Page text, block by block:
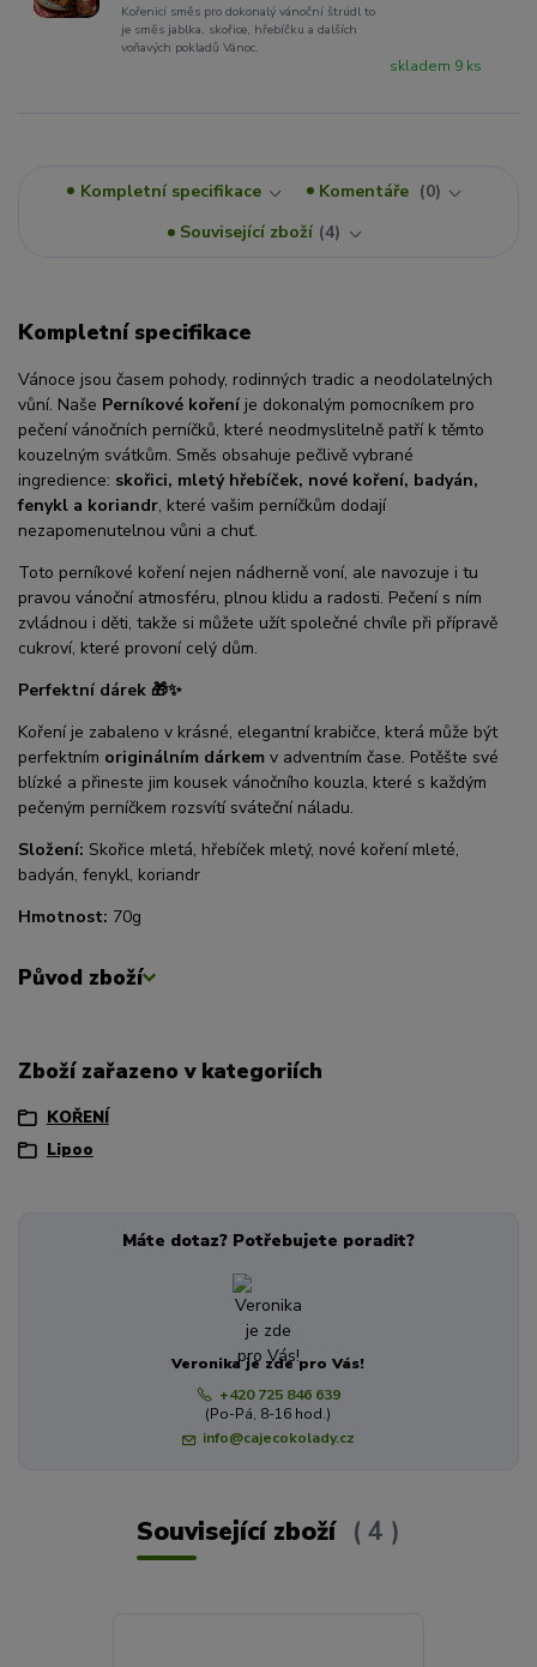
Kořenicí směs pro dokonalý vánoční štrúdl to
je směs jablka, skořice, hřebíčku a dalších
voňavých pokladů Vánoc.
skladem 9 ks
Kompletní specifikace Komentáře
0
Související zboží 4
Kompletní specifikace
Vánoce jsou časem pohody, rodinných tradic a neodolatelných
vůní. Naše Perníkové koření je dokonalým pomocníkem pro
pečení vánočních perníčků, které neodmyslitelně patří k těmto
kouzelným svátkům. Směs obsahuje pečlivě vybrané
ingredience: skořici, mletý hřebíček, nové koření, badyán,
fenykl a koriandr, které vašim perníčkům dodají
nezapomenutelnou vůni a chuť.
Toto perníkové koření nejen nádherně voní, ale navozuje i tu
pravou vánoční atmosféru, plnou klidu a radosti. Pečení s ním
zvládnou i děti, takže si můžete užít společné chvíle při přípravě
cukroví, které provoní celý dům.
Perfektní dárek 🎁✨
Koření je zabaleno v krásné, elegantní krabičce, která může být
perfektním originálním dárkem v adventním čase. Potěšte své
blízké a přineste jim kousek vánočního kouzla, které s každým
pečeným perníčkem rozsvítí sváteční náladu.
Složení: Skořice mletá, hřebíček mletý, nové koření mleté,
badyán, fenykl, koriandr
Hmotnost: 70g
Původ zboží
Zboží zařazeno v kategoriích
KOŘENÍ
Lipoo
Máte dotaz? Potřebujete poradit?
Veronika je zde pro Vás!
+420 725 846 639
(Po-Pá, 8-16 hod.)
info@cajecokolady.cz
Související zboží 4